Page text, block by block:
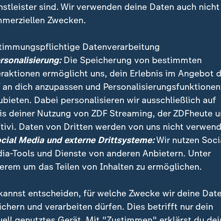
plant offenbar das Pariser
Mittwochmittag gibt es entsprechende
Korrespondent Ulf Röller mit einer Einschätzung.
sind. Wir verwenden deine Daten auch nicht
Zwecken.
Datenverarbeitung
Die Speicherung von bestimmten
ermöglicht uns, dein Erlebnis im Angebot
an dich anzupassen und Personalisierungsfunktionen
Dabei personalisieren wir ausschließlich auf
deiner Nutzung von ZDF Streaming, der ZDFheute
Daten von Dritten werden von uns nicht
Media und externe Drittsysteme:Wir nutzen
Tools und Dienste von anderen Anbietern. Unter
um das Teilen von Inhalten zu ermöglichen.
entscheiden, für welche Zwecke wir deine
und verarbeiten dürfen. Dies betrifft nur dein